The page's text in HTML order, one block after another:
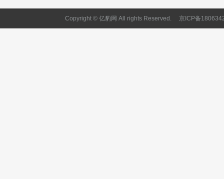
Copyright © 亿豹网 All rights Reserved. 京ICP备